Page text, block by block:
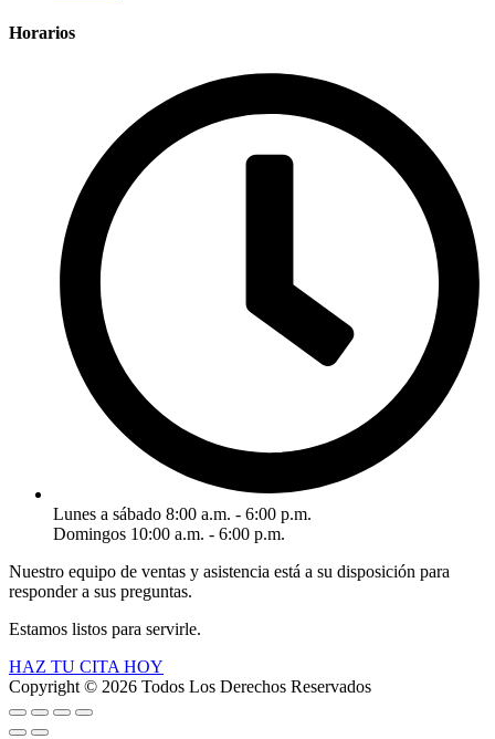
Horarios
Lunes a sábado 8:00 a.m. - 6:00 p.m.
Domingos 10:00 a.m. - 6:00 p.m.
Nuestro equipo de ventas y asistencia está a su disposición para
responder a sus preguntas.
Estamos listos para servirle.
HAZ TU CITA HOY
Copyright © 2026 Todos Los Derechos Reservados